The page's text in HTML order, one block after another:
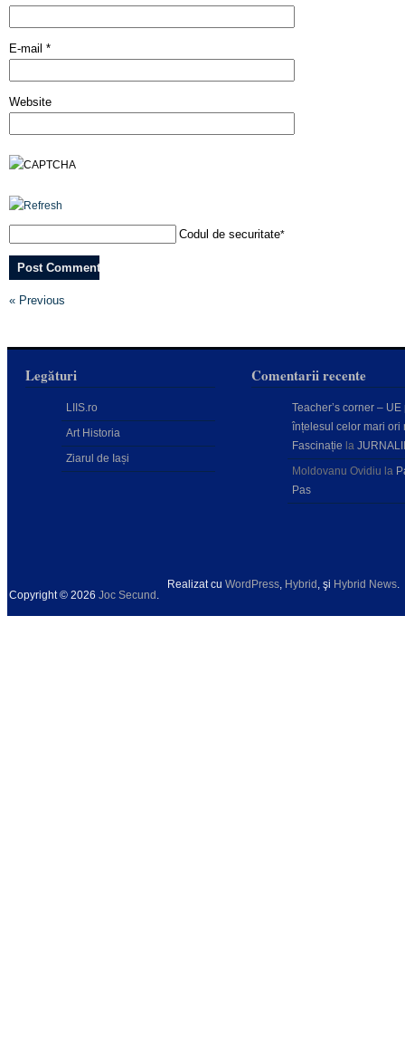
E-mail *
Website
Codul de securitate*
« Previous
Legături
LIIS.ro
Art Historia
Ziarul de Iași
Comentarii recente
Teacher’s corner – UE
înțelesul celor mari ori
Fascinație la
Moldovanu Ovidiu la
Pas
Copyright © 2026 Joc Secund .
Realizat cu WordPress, Hybrid , şi Hybrid News.